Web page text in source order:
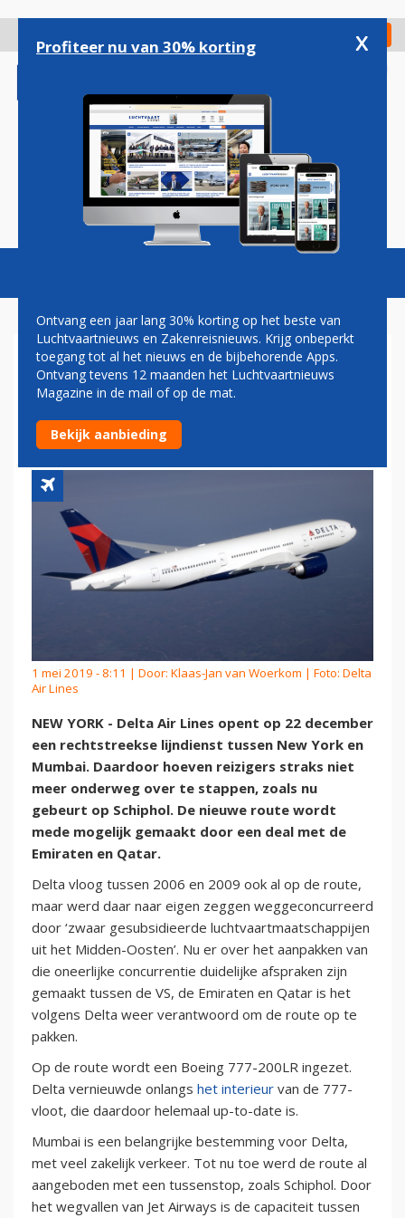
gaan
Check in
Magazine Podcasts Vacatures
DELTA OMZEILT SCHIPHOL
MET NIEUWE MUMBAI-
ROUTE
1 mei 2019 - 8:11 | Door: Klaas-Jan van Woerkom | Foto: Delta
Air Lines
NEW YORK - Delta Air Lines opent op 22 december
een rechtstreekse lijndienst tussen New York en
Mumbai. Daardoor hoeven reizigers straks niet
meer onderweg over te stappen, zoals nu
gebeurt op Schiphol. De nieuwe route wordt
mede mogelijk gemaakt door een deal met de
Emiraten en Qatar.
Delta vloog tussen 2006 en 2009 ook al op de route,
maar werd daar naar eigen zeggen weggeconcurreerd
door ‘zwaar gesubsidieerde luchtvaartmaatschappijen
uit het Midden-Oosten’. Nu er over het aanpakken van
die oneerlijke concurrentie duidelijke afspraken zijn
gemaakt tussen de VS, de Emiraten en Qatar is het
volgens Delta weer verantwoord om de route op te
pakken.
Op de route wordt een Boeing 777-200LR ingezet.
Delta vernieuwde onlangs het interieur van de 777-
vloot, die daardoor helemaal up-to-date is.
Mumbai is een belangrijke bestemming voor Delta,
met veel zakelijk verkeer. Tot nu toe werd de route al
aangeboden met een tussenstop, zoals Schiphol. Door
het wegvallen van Jet Airways is de capaciteit tussen
Profiteer nu van 30% korting x
Ontvang een jaar lang 30% korting op het beste van
Luchtvaartnieuws en Zakenreisnieuws. Krijg onbeperkt
toegang tot al het nieuws en de bijbehorende Apps.
Ontvang tevens 12 maanden het Luchtvaartnieuws
Magazine in de mail of op de mat.
Bekijk aanbieding